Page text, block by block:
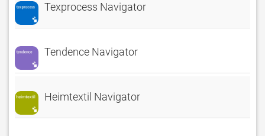
Texprocess Navigator
Tendence Navigator
Heimtextil Navigator